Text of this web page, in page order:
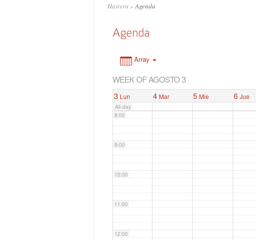
Hasiera »Agenda
Agenda
Array
WEEK OF AGOSTO 3
3 Lun 4 Mar 5 Mie 6 Jue
All-day
6:00
8:00
9:00
10:00
11:00
12:00